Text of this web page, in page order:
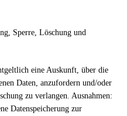
Sperre, Löschung und
eine Auskunft, über die
Daten, anzufordern und/oder
zu verlangen. Ausnahmen:
Datenspeicherung zur